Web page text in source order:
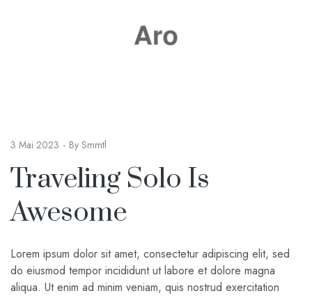
3 Mai 2023 By Smmtl
Traveling Solo Is
Awesome
Lorem ipsum dolor sit amet, consectetur adipiscing elit, sed
do eiusmod tempor incididunt ut labore et dolore magna
aliqua. Ut enim ad minim veniam, quis nostrud exercitation